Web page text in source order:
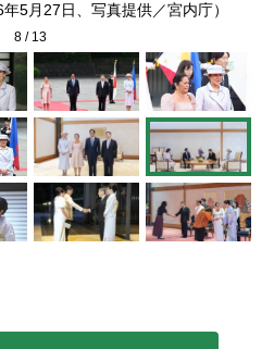
5月27日、写真提供／宮内庁）
8 / 13